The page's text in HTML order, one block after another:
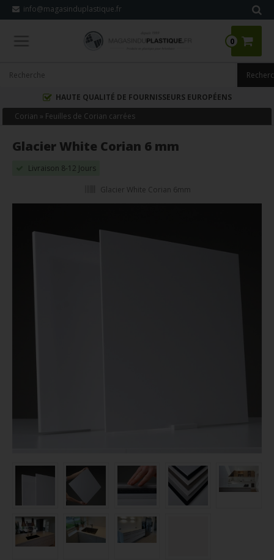
info@magasinduplastique.fr
0
HAUTE QUALITÉ DE FOURNISSEURS EUROPÉENS
Corian » Feuilles de Corian carrées
Glacier White Corian 6 mm
Livraison 8-12 Jours
Glacier White Corian 6mm